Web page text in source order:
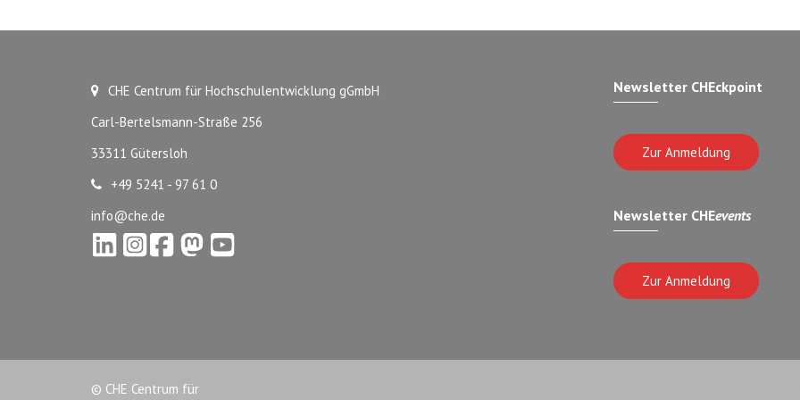
CHE Centrum für Hochschulentwicklung gGmbH
Carl-Bertelsmann-Straße 256
33311 Gütersloh
+49 5241 - 97 61 0
info@che.de
Newsletter CHEckpoint
Zur Anmeldung
Newsletter CHEevents
Zur Anmeldung
© CHE Centrum für